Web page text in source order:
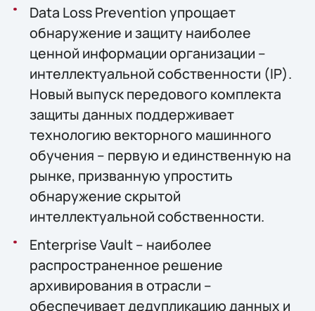
Data Loss Prevention упрощает
обнаружение и защиту наиболее
ценной информации организации –
интеллектуальной собственности (IP).
Новый выпуск передового комплекта
защиты данных поддерживает
технологию векторного машинного
обучения – первую и единственную на
рынке, призванную упростить
обнаружение скрытой
интеллектуальной собственности.
Enterprise Vault – наиболее
распространенное решение
архивирования в отрасли –
обеспечивает дедупликацию данных и